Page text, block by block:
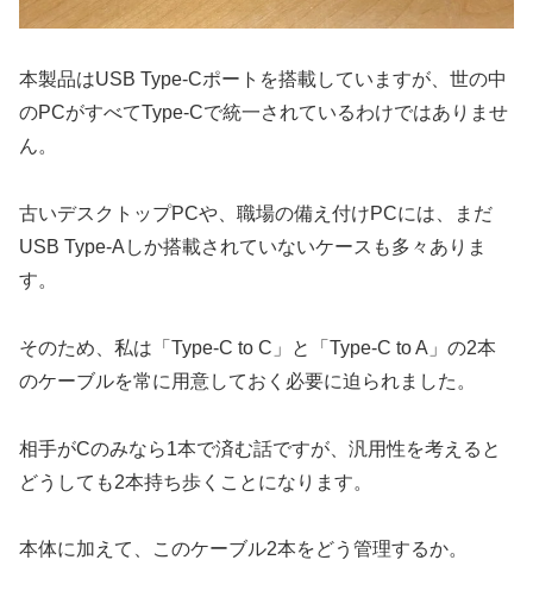
本製品はUSB Type-Cポートを搭載していますが、世の中
のPCがすべてType-Cで統一されているわけではありませ
ん。
古いデスクトップPCや、職場の備え付けPCには、まだ
USB Type-Aしか搭載されていないケースも多々ありま
す。
そのため、私は「Type-C to C」と「Type-C to A」の2本
のケーブルを常に用意しておく必要に迫られました。
相手がCのみなら1本で済む話ですが、汎用性を考えると
どうしても2本持ち歩くことになります。
本体に加えて、このケーブル2本をどう管理するか。